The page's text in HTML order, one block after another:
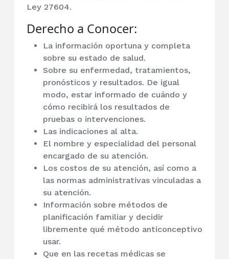
Ley 27604.
Derecho a Conocer:
La información oportuna y completa
sobre su estado de salud.
Sobre su enfermedad, tratamientos,
pronósticos y resultados. De igual
modo, estar informado de cuándo y
cómo recibirá los resultados de
pruebas o intervenciones.
Las indicaciones al alta.
El nombre y especialidad del personal
encargado de su atención.
Los costos de su atención, así como a
las normas administrativas vinculadas a
su atención.
Información sobre métodos de
planificación familiar y decidir
libremente qué método anticonceptivo
usar.
Que en las recetas médicas se